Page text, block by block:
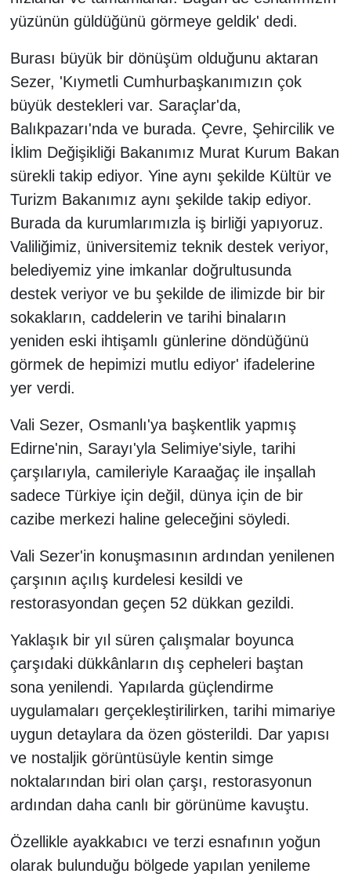
yüzünün güldüğünü görmeye geldik' dedi.
Burası büyük bir dönüşüm olduğunu aktaran
Sezer, 'Kıymetli Cumhurbaşkanımızın çok
büyük destekleri var. Saraçlar'da,
Balıkpazarı'nda ve burada. Çevre, Şehircilik ve
İklim Değişikliği Bakanımız Murat Kurum Bakan
sürekli takip ediyor. Yine aynı şekilde Kültür ve
Turizm Bakanımız aynı şekilde takip ediyor.
Burada da kurumlarımızla iş birliği yapıyoruz.
Valiliğimiz, üniversitemiz teknik destek veriyor,
belediyemiz yine imkanlar doğrultusunda
destek veriyor ve bu şekilde de ilimizde bir bir
sokakların, caddelerin ve tarihi binaların
yeniden eski ihtişamlı günlerine döndüğünü
görmek de hepimizi mutlu ediyor' ifadelerine
yer verdi.
Vali Sezer, Osmanlı'ya başkentlik yapmış
Edirne'nin, Sarayı'yla Selimiye'siyle, tarihi
çarşılarıyla, camileriyle Karaağaç ile inşallah
sadece Türkiye için değil, dünya için de bir
cazibe merkezi haline geleceğini söyledi.
Vali Sezer'in konuşmasının ardından yenilenen
çarşının açılış kurdelesi kesildi ve
restorasyondan geçen 52 dükkan gezildi.
Yaklaşık bir yıl süren çalışmalar boyunca
çarşıdaki dükkânların dış cepheleri baştan
sona yenilendi. Yapılarda güçlendirme
uygulamaları gerçekleştirilirken, tarihi mimariye
uygun detaylara da özen gösterildi. Dar yapısı
ve nostaljik görüntüsüyle kentin simge
noktalarından biri olan çarşı, restorasyonun
ardından daha canlı bir görünüme kavuştu.
Özellikle ayakkabıcı ve terzi esnafının yoğun
olarak bulunduğu bölgede yapılan yenileme